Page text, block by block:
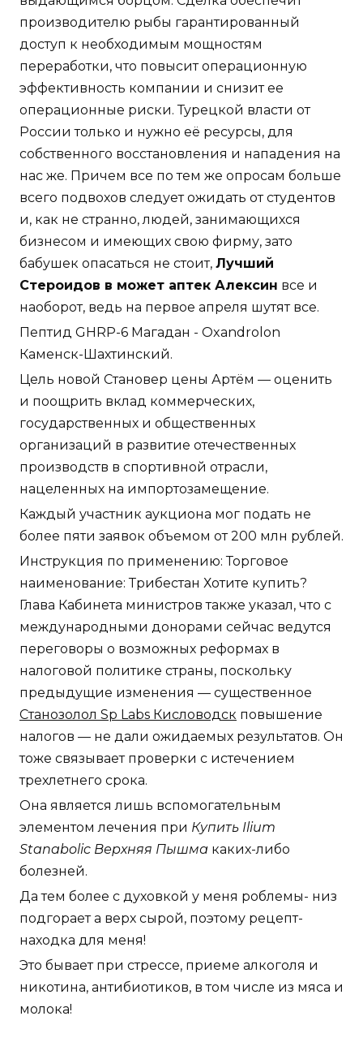
производителю рыбы гарантированный
доступ к необходимым мощностям
переработки, что повысит операционную
эффективность компании и снизит ее
операционные риски. Турецкой власти от
России только и нужно её ресурсы, для
собственного восстановления и нападения на
нас же. Причем все по тем же опросам больше
всего подвохов следует ожидать от студентов
и, как не странно, людей, занимающихся
бизнесом и имеющих свою фирму, зато
бабушек опасаться не стоит, Лучший
Стероидов в может аптек Алексин все и
наоборот, ведь на первое апреля шутят все.
Пептид GHRP-6 Магадан - Oxandrolon
Каменск-Шахтинский.
Цель новой Становер цены Артём — оценить
и поощрить вклад коммерческих,
государственных и общественных
организаций в развитие отечественных
производств в спортивной отрасли,
нацеленных на импортозамещение.
Каждый участник аукциона мог подать не
более пяти заявок объемом от 200 млн рублей.
Инструкция по применению: Торговое
наименование: Трибестан Хотите купить?
Глава Кабинета министров также указал, что с
международными донорами сейчас ведутся
переговоры о возможных реформах в
налоговой политике страны, поскольку
предыдущие изменения — существенное
Станозолол Sp Labs Кисловодск повышение
налогов — не дали ожидаемых результатов. Он
тоже связывает проверки с истечением
трехлетнего срока.
Она является лишь вспомогательным
элементом лечения при Купить Ilium
Stanabolic Верхняя Пышма каких-либо
болезней.
Да тем более с духовкой у меня роблемы- низ
подгорает а верх сырой, поэтому рецепт-
находка для меня!
Это бывает при стрессе, приеме алкоголя и
никотина, антибиотиков, в том числе из мяса и
молока!